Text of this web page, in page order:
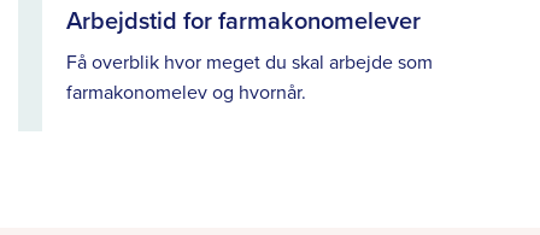
Arbejdstid for farmakonomelever
Få overblik hvor meget du skal arbejde som
farmakonomelev og hvornår.